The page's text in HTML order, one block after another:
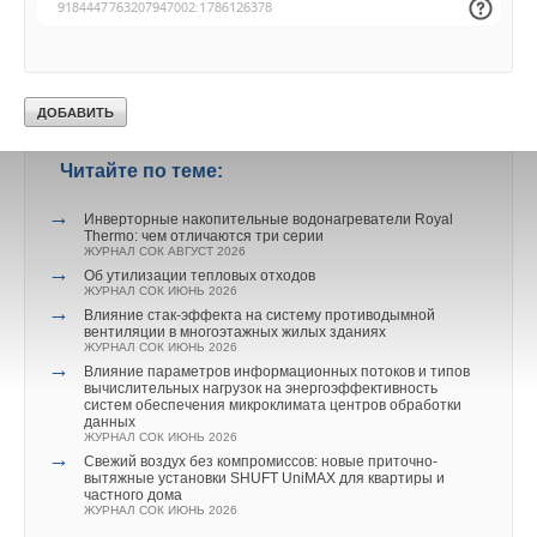
Читайте по теме:
→
Инверторные накопительные водонагреватели Royal
Thermo: чем отличаются три серии
ЖУРНАЛ СОК АВГУСТ 2026
→ Об утилизации тепловых отходов
ЖУРНАЛ СОК ИЮНЬ 2026
→
Влияние стак‑эффекта на систему противодымной
вентиляции в многоэтажных жилых зданиях
ЖУРНАЛ СОК ИЮНЬ 2026
→
Влияние параметров информационных потоков и типов
вычислительных нагрузок на энергоэффективность
систем обеспечения микроклимата центров обработки
данных
ЖУРНАЛ СОК ИЮНЬ 2026
→
Свежий воздух без компромиссов: новые приточно-
вытяжные установки SHUFT UniMAX для квартиры и
частного дома
ЖУРНАЛ СОК ИЮНЬ 2026
направлении.
Позже компания изменила свою стратегию строительства
поныне, являясь наглядным примером передовой компании
из Кремниевой долины, поставляющей на рынок самые
современные экологически безопасные «эко-технологии».
На сегодняшний день BrightSource имеет портфель
проектов, которые она собирается реализовать как в США,
так и в Южной Африке, Китае, а также на Ближнем Востоке.
Солнечное отопление
«Айванпа» использует термодинамическую технологию, при
которой солнечная энергия концентрируется на котлах с
нагревом их до +538 °C. Пар из них поступает в паровую